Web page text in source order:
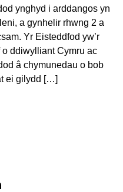
ynghyd i arddangos yn
a gynhelir rhwng 2 a
Yr Eisteddfod yw’r
ddiwylliant Cymru ac
â chymunedau o bob
ei gilydd […]